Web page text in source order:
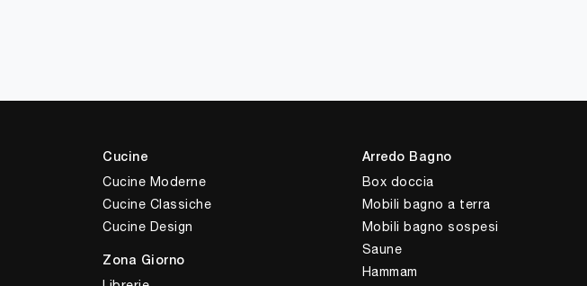
Cucine
Cucine Moderne
Cucine Classiche
Cucine Design
Zona Giorno
Arredo Bagno
Box doccia
Mobili bagno a terra
Mobili bagno sospesi
Saune
Hammam